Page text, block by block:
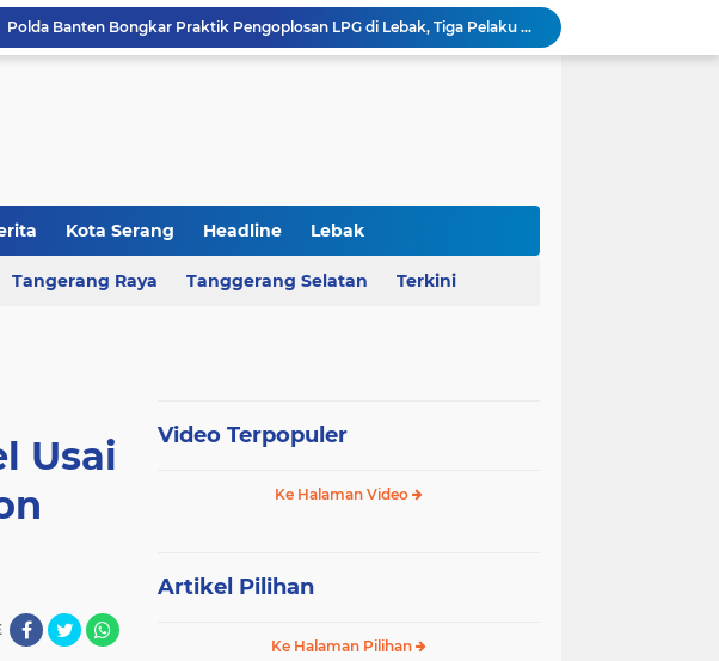
Polda Banten Bongkar Praktik Pengoplosan LPG di Lebak, Tiga Pelaku Diciduk
Kejati Banten Geledah Kantor PT ABM, Usut Dugaan Korupsi Program Banten Berkurban 2023
Sekda Serang Dorong Penempatan ASN Berbasis Kinerja Lewat Sistem Manajemen Talenta
Kota Serang Headline Lebak
Tangerang Raya Tanggerang Selatan Terkini
Usai
Video Terpopuler
Ke Halaman Video
Artikel Pilihan
Ke Halaman Pilihan